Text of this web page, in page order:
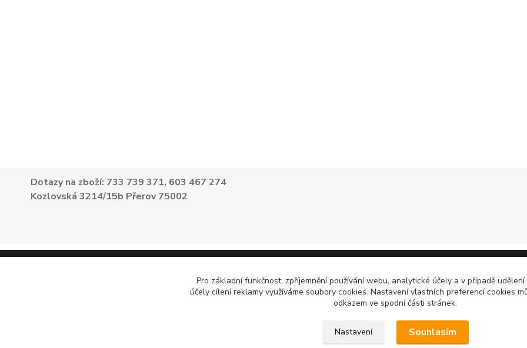
Dotazy na zboží: 733 739 371, 603 467 274
Kozlovská 3214/15b Přerov 75002
Pro základní funkčnost, zpříjemnění používání webu, analytické účely a v případě
účely cílení reklamy využíváme soubory cookies. Nastavení vlastních preferencí cookies
odkazem ve spodní části stránek.
Nastavení Souhlasím